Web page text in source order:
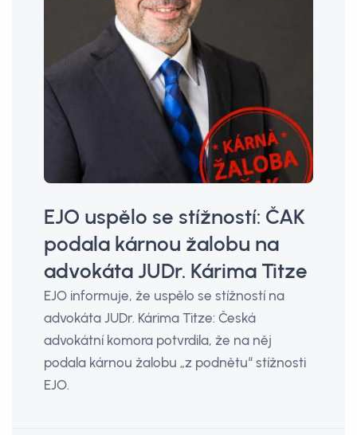
EJO uspělo se stížností: ČAK
podala kárnou žalobu na
advokáta JUDr. Kárima Titze
EJO informuje, že uspělo se stížností na
advokáta JUDr. Kárima Titze: Česká
advokátní komora potvrdila, že na něj
podala kárnou žalobu „z podnětu“ stížnosti
EJO.